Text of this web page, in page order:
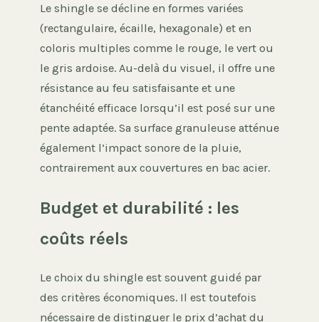
Le shingle se décline en formes variées
(rectangulaire, écaille, hexagonale) et en
coloris multiples comme le rouge, le vert ou
le gris ardoise. Au-delà du visuel, il offre une
résistance au feu satisfaisante et une
étanchéité efficace lorsqu’il est posé sur une
pente adaptée. Sa surface granuleuse atténue
également l’impact sonore de la pluie,
contrairement aux couvertures en bac acier.
Budget et durabilité : les
coûts réels
Le choix du shingle est souvent guidé par
des critères économiques. Il est toutefois
nécessaire de distinguer le prix d’achat du